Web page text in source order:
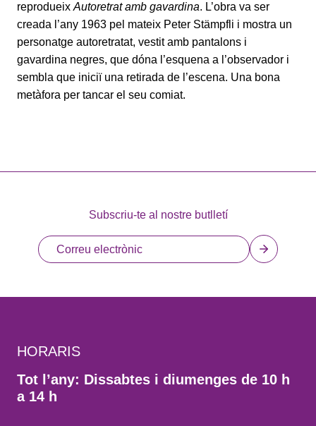
reprodueix Autoretrat amb gavardina. L’obra va ser
creada l’any 1963 pel mateix Peter Stämpfli i mostra un
personatge autoretratat, vestit amb pantalons i
gavardina negres, que dóna l’esquena a l’observador i
sembla que iniciï una retirada de l’escena. Una bona
metàfora per tancar el seu comiat.
Subscriu-te al nostre butlletí
HORARIS
Tot l’any: Dissabtes i diumenges de 10 h
a 14 h